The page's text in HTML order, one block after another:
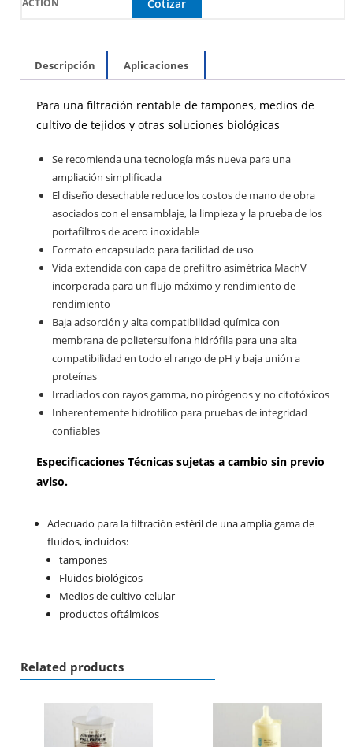
Cotizar
Descripción Aplicaciones
Para una filtración rentable de tampones, medios de
cultivo de tejidos y otras soluciones biológicas
Se recomienda una tecnología más nueva para una
ampliación simplificada
El diseño desechable reduce los costos de mano de obra
asociados con el ensamblaje, la limpieza y la prueba de los
portafiltros de acero inoxidable
Formato encapsulado para facilidad de uso
Vida extendida con capa de prefiltro asimétrica MachV
incorporada para un flujo máximo y rendimiento de
rendimiento
Baja adsorción y alta compatibilidad química con
membrana de polietersulfona hidrófila para una alta
compatibilidad en todo el rango de pH y baja unión a
proteínas
Irradiados con rayos gamma, no pirógenos y no citotóxicos
Inherentemente hidrofílico para pruebas de integridad
confiables
Especificaciones Técnicas sujetas a cambio sin previo
aviso.
Adecuado para lafiltración estérilde una amplia gama de
fluidos, incluidos:
tampones
Fluidos biológicos
Medios de cultivo celular
productos oftálmicos
Related products